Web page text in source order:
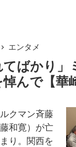
エンタメ
てばかり
んで【華
クマン斉藤
和寛）が亡
り。関西を